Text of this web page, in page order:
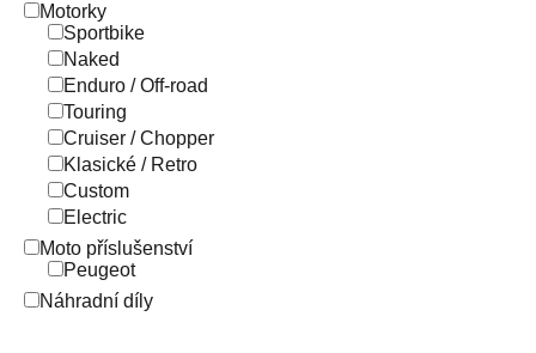
Motorky
Sportbike
Naked
Enduro / Off-road
Touring
Cruiser / Chopper
Klasické / Retro
Custom
Electric
Moto příslušenství
Peugeot
Náhradní díly